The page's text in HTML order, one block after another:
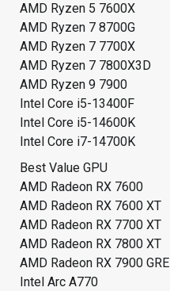
AMD Ryzen 5 7600X
AMD Ryzen 7 8700G
AMD Ryzen 7 7700X
AMD Ryzen 7 7800X3D
AMD Ryzen 9 7900
Intel Core i5-13400F
Intel Core i5-14600K
Intel Core i7-14700K
Best Value GPU
AMD Radeon RX 7600
AMD Radeon RX 7600 XT
AMD Radeon RX 7700 XT
AMD Radeon RX 7800 XT
AMD Radeon RX 7900 GRE
Intel Arc A770